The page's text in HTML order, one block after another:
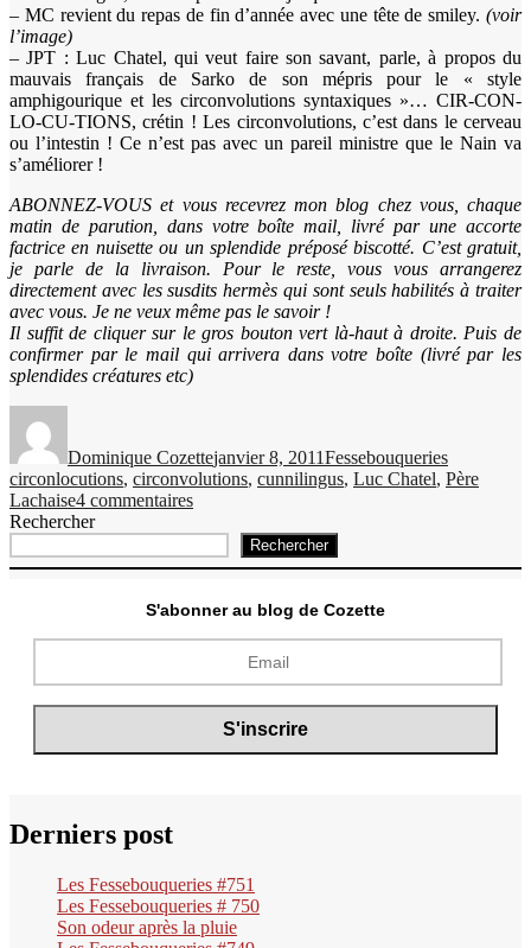
– MC revient du repas de fin d’année avec une tête de smiley. (voir
l’image)
– JPT : Luc Chatel, qui veut faire son savant, parle, à propos du
mauvais français de Sarko de son mépris pour le « style
amphigourique et les circonvolutions syntaxiques »… CIR-CON-
LO-CU-TIONS, crétin ! Les circonvolutions, c’est dans le cerveau
ou l’intestin ! Ce n’est pas avec un pareil ministre que le Nain va
s’améliorer !
ABONNEZ-VOUS et vous recevrez mon blog chez vous, chaque
matin de parution, dans votre boîte mail, livré par une accorte
factrice en nuisette ou un splendide préposé biscotté. C’est gratuit,
je parle de la livraison. Pour le reste, vous vous arrangerez
directement avec les susdits hermès qui sont seuls habilités à traiter
avec vous. Je ne veux même pas le savoir !
Il suffit de cliquer sur le gros bouton vert là-haut à droite. Puis de
confirmer par le mail qui arrivera dans votre boîte (livré par les
splendides créatures etc)
Dominique Cozettejanvier 8, 2011Fessebouqueries
circonlocutions, circonvolutions, cunnilingus, Luc Chatel, Père
Lachaise4 commentairessur
#25
Rechercher
Rechercher
S'abonner au blog de Cozette
Derniers post
Les Fessebouqueries #751
Les Fessebouqueries # 750
Son odeur après la pluie